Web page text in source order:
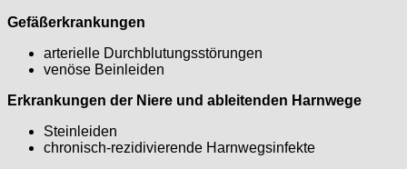
Gefäßerkrankungen
arterielle Durchblutungsstörungen
venöse Beinleiden
Erkrankungen der Niere und ableitenden Harnwege
Steinleiden
chronisch-rezidivierende Harnwegsinfekte